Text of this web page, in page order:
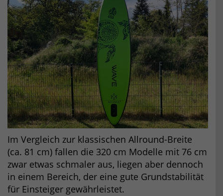
Im Vergleich zur klassischen Allround-Breite
(ca. 81 cm) fallen die 320 cm Modelle mit 76 cm
zwar etwas schmaler aus, liegen aber dennoch
in einem Bereich, der eine gute Grundstabilität
für Einsteiger gewährleistet.